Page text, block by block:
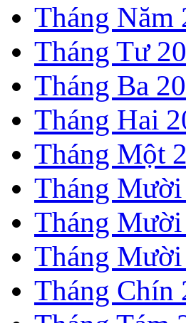
Tháng Năm
Tháng Tư
Tháng Ba
Tháng Hai
Tháng Một
Tháng
Tháng
Tháng
Tháng Chín